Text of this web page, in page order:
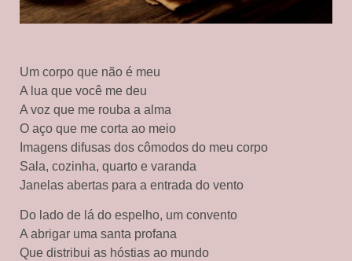
Um corpo que não é meu
A lua que você me deu
A voz que me rouba a alma
O aço que me corta ao meio
Imagens difusas dos cômodos do meu corpo
Sala, cozinha, quarto e varanda
Janelas abertas para a entrada do vento
Do lado de lá do espelho, um convento
A abrigar uma santa profana
Que distribui as hóstias ao mundo